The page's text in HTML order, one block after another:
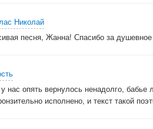
о публикации №119101405201
Николай
песня, Жанна! Спасибо за
нас опять вернулось ненадолго, бабье
исполнено, и текст такой